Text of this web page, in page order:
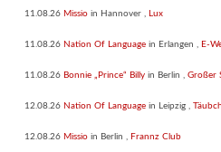
11.08.26 Missio in Hannover Lux
11.08.26 Nation Of Language in Erlangen E-
11.08.26 Bonnie „Prince“ Billy in Berlin Großer
12.08.26 Nation Of Language in Leipzig
12.08.26 Missio in Berlin Frannz Club